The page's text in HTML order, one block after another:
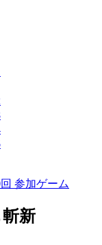
参加ゲーム
新